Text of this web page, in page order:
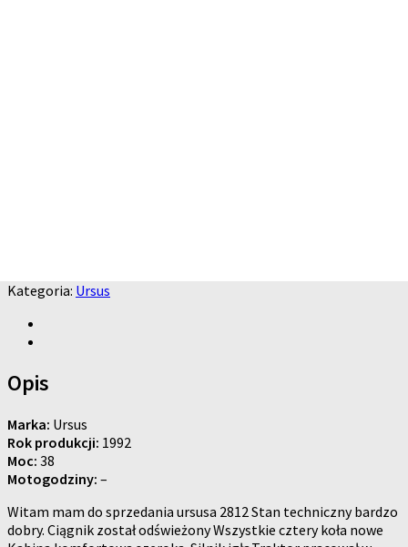
Kategoria: Ursus
Opis
Marka: Ursus
Rok produkcji: 1992
Moc: 38
Motogodziny: –
Witam mam do sprzedania ursusa 2812 Stan techniczny bardzo
dobry. Ciągnik został odświeżony Wszystkie cztery koła nowe